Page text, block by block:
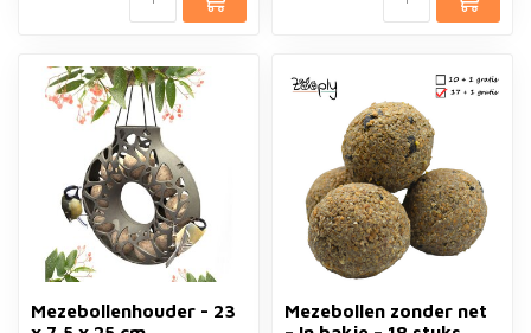
Mezebollenhouder - 23
Mezebollen zonder net